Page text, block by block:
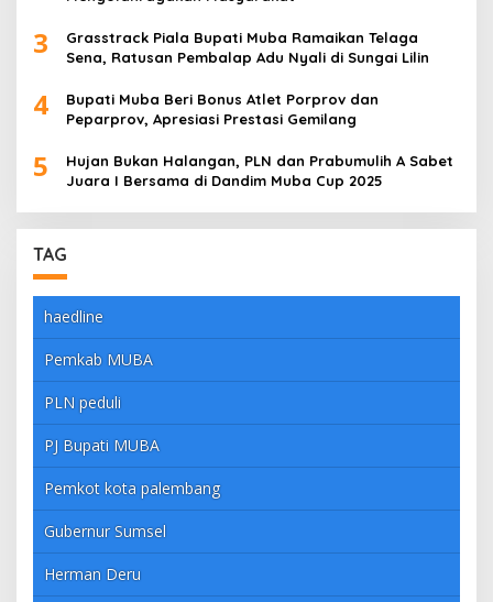
3
Grasstrack Piala Bupati Muba Ramaikan Telaga
Sena, Ratusan Pembalap Adu Nyali di Sungai Lilin
4
Bupati Muba Beri Bonus Atlet Porprov dan
Peparprov, Apresiasi Prestasi Gemilang
5
Hujan Bukan Halangan, PLN dan Prabumulih A Sabet
Juara I Bersama di Dandim Muba Cup 2025
TAG
haedline
Pemkab MUBA
PLN peduli
PJ Bupati MUBA
Pemkot kota palembang
Gubernur Sumsel
Herman Deru